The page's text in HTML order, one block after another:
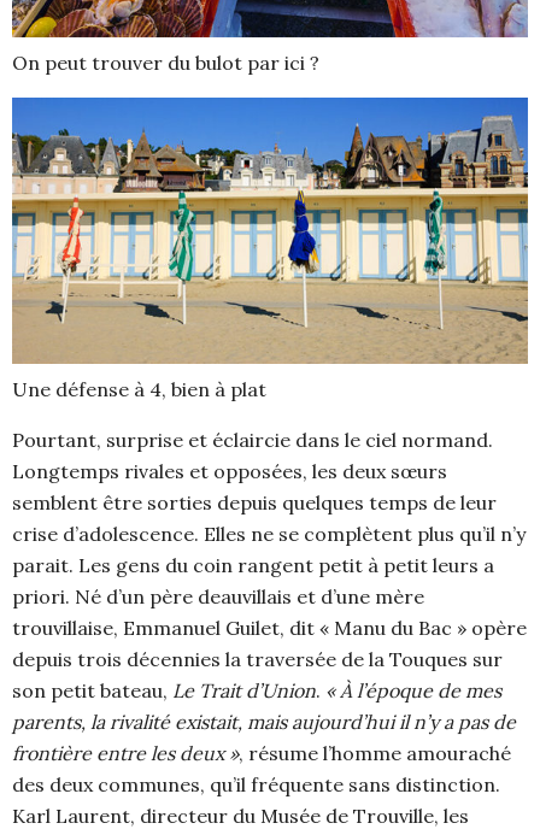
On peut trouver du bulot par ici ?
Une défense à 4, bien à plat
Pourtant, surprise et éclaircie dans le ciel normand.
Longtemps rivales et opposées, les deux sœurs
semblent être sorties depuis quelques temps de leur
crise d’adolescence. Elles ne se complètent plus qu’il n’y
parait. Les gens du coin rangent petit à petit leurs a
priori. Né d’un père deauvillais et d’une mère
trouvillaise, Emmanuel Guilet, dit « Manu du Bac » opère
depuis trois décennies la traversée de la Touques sur
son petit bateau, Le Trait d’Union. « À l’époque de mes
parents, la rivalité existait, mais aujourd’hui il n’y a pas de
frontière entre les deux », résume l’homme amouraché
des deux communes, qu’il fréquente sans distinction.
Karl Laurent, directeur du Musée de Trouville, les